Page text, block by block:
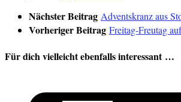
Nächster Beitrag Adventskranz aus
Vorheriger Beitrag Freitag-Freutag
Für dich vielleicht ebenfalls interessant …